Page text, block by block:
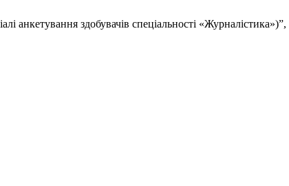
анкетування здобувачів спеціальності «Журналістика»)”,